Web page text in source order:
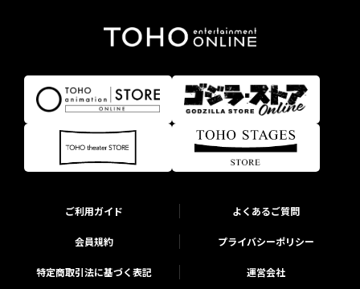
ご利用ガイド よくあるご質問
会員規約 プライバシーポリシー
特定商取引法に基づく表記 運営会社